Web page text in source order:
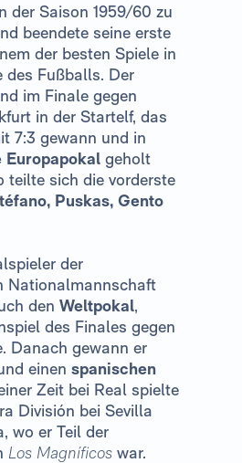
der Saison 1959/60 zu
beendete seine erste
der besten Spiele in
des Fußballs. Der
im Finale gegen
in der Startelf, das
7:3 gewann und in
Europapokal geholt
teilte sich die vorderste
Puskas, Gento
der
Nationalmannschaft
den Weltpokal,
des Finales gegen
Danach gewann er
einen spanischen
Zeit bei Real spielte
División bei Sevilla
wo er Teil der
Los Magníficos war.